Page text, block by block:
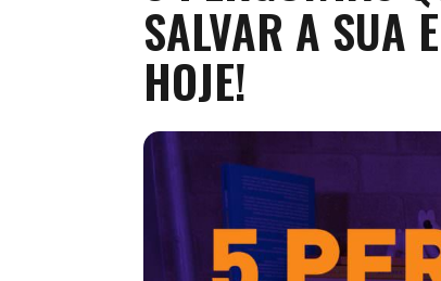
SALVAR A SUA
HOJE!